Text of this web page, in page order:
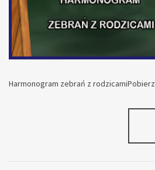
Harmonogram zebrań z rodzicamiPobierz